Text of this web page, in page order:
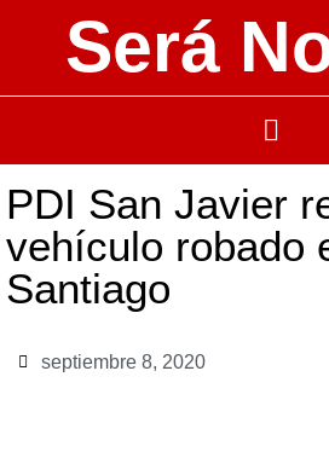
Será
PDI San Javier
vehículo robado
Santiago
septiembre 8, 2020